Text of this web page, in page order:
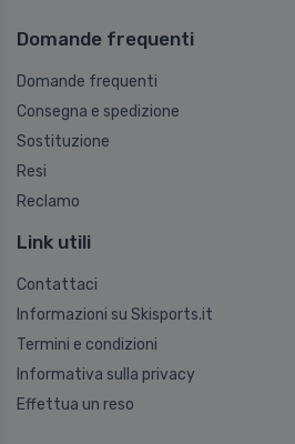
Domande frequenti
Domande frequenti
Consegna e spedizione
Sostituzione
Resi
Reclamo
Link utili
Contattaci
Informazioni su Skisports.it
Termini e condizioni
Informativa sulla privacy
Effettua un reso